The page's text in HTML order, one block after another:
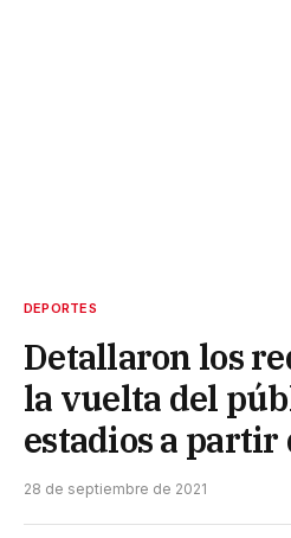
DEPORTES
Detallaron los
la vuelta del
estadios a
28 de septiembre de 2021